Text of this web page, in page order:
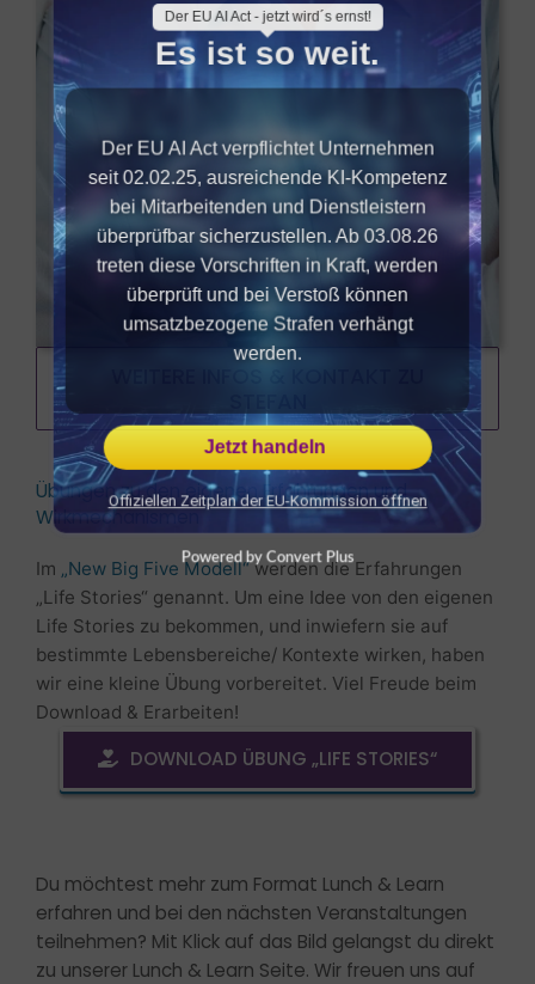
Übungen zu den eigenen Erfahrungen und
Wirkmechanismen
Im „New Big Five Modell“werden die Erfahrungen
„Life Stories“ genannt. Um eine Idee von den eigenen
Life Stories zu bekommen, und inwiefern sie auf
bestimmte Lebensbereiche/ Kontexte wirken, haben
wir eine kleine Übung vorbereitet. Viel Freude beim
Download & Erarbeiten!
DOWNLOAD ÜBUNG „LIFE STORIES“
Du möchtest mehr zum Format Lunch & Learn
erfahren und bei den nächsten Veranstaltungen
teilnehmen? Mit Klick auf das Bild gelangst du direkt
zu unserer Lunch & Learn Seite. Wir freuen uns auf
Der EU AI Act verpflichtet Unternehmen
seit 02.02.25, ausreichende KI-Kompetenz
überprüfbar sicherzustellen. Ab 03.08.26
treten diese Vorschriften in Kraft, werden
überprüft und bei Verstoß können
umsatzbezogene Strafen verhängt
werden.
Offiziellen Zeitplan der EU-Kommission öffnen
Powered by Convert Plus